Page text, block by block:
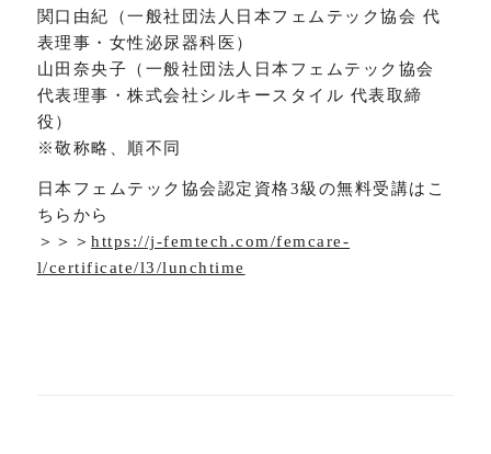
関口由紀（一般社団法人日本フェムテック協会 代
表理事・女性泌尿器科医）
山田奈央子（一般社団法人日本フェムテック協会
代表理事・株式会社シルキースタイル 代表取締
役）
※敬称略、順不同
日本フェムテック協会認定資格3級の無料受講はこ
ちらから
＞＞＞https://j-femtech.com/femcare-
l/certificate/l3/lunchtime